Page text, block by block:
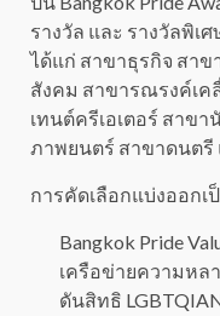
รางวัล และ รางวัลพิเ
ได้แก่ สาขาธุรกิจ สา
สังคม สาขารณรงค์เค
เทนต์ครีเอเตอร์ สาข
ภาพยนตร์ สาขาดนตรี
การคัดเลือกแบ่งออกเ
Bangkok Pride
เครือข่ายความหล
ดันสิทธิ